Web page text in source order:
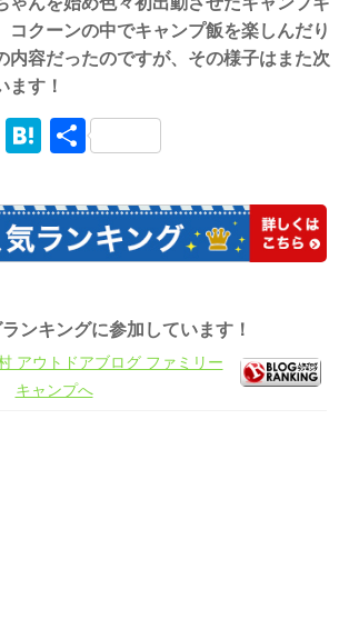
コクーンの中でキャンプ飯を楽しんだり
内容だったのですが、その様子はまた次
ます！
LineHatena
共
ンキングに参加しています！